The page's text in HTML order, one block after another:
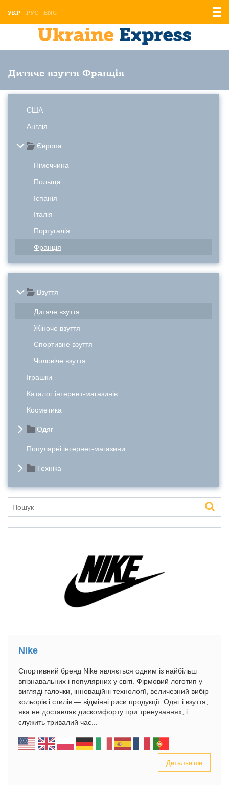
УКР РУС ENG
Дитяче взуття Франція
США
Англія
Європа
Німеччина
Польща
Іспанія
Італія
Португалія
Франція
Взуття
Дитяче взуття
Жіноче взуття
Спортивне взуття
Чоловіче взуття
Іграшки
Каталог інтернет-магазинів
Косметика
Одяг
Популярні інтернет-магазини
Техніка
Nike
Cпортивний бренд Nike являється одним із найбільш
впізнавальних і популярних у світі. Фірмовий логотип у
вигляді галочки, інноваційні технології, величезний вибір
кольорів і стилів — відмінні риси продукції. Одяг і взуття,
яка не доставляє дискомфорту при тренуваннях, і
служить тривалий час...
Детальніше